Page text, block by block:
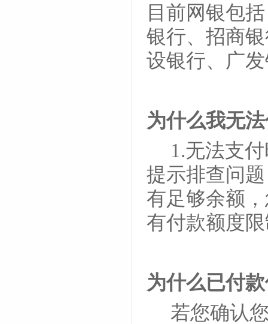
目前网银包
银行、招商
设银行、广
为什么我无
1.无法支付
提示排查问
有足够余额
有付款额度
为什么已付
若您确认您